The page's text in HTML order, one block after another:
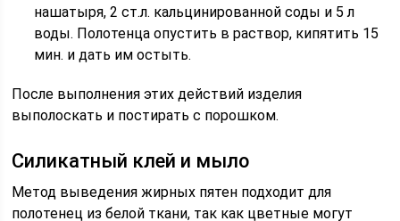
нашатыря, 2 ст.л. кальцинированной соды и 5 л
воды. Полотенца опустить в раствор, кипятить 15
мин. и дать им остыть.
После выполнения этих действий изделия
выполоскать и постирать с порошком.
Силикатный клей и мыло
Метод выведения жирных пятен подходит для
полотенец из белой ткани, так как цветные могут